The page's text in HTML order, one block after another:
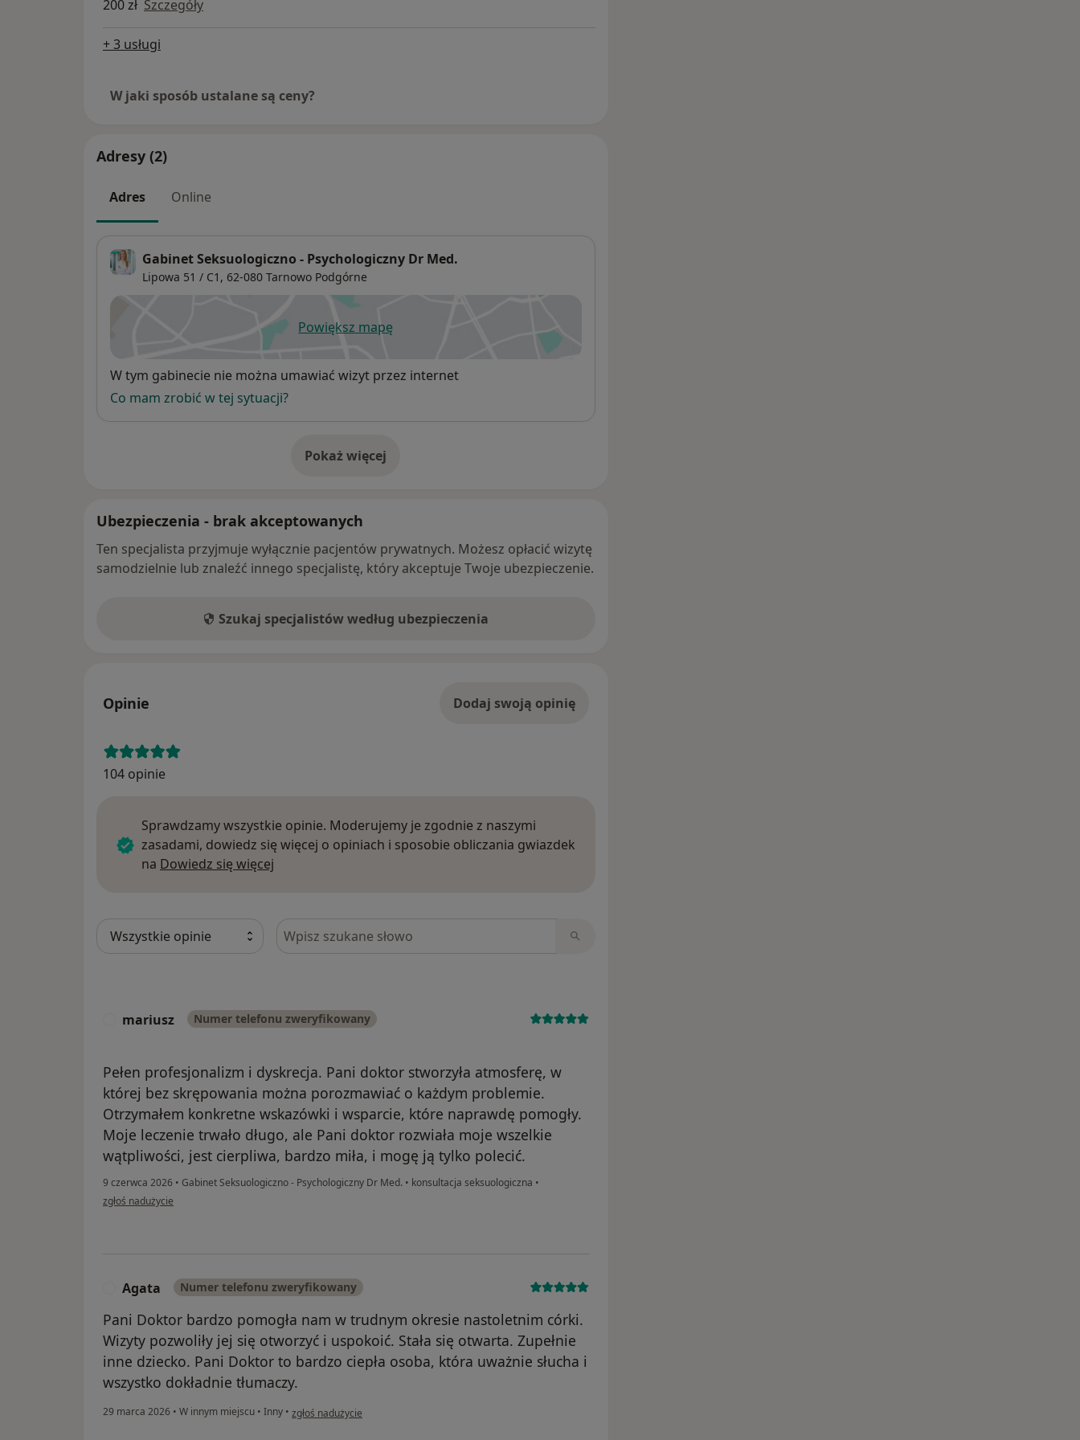
200 zł Szczegóły
+ 3 usługi
W jaki sposób ustalane są ceny?
Adresy (2)
Adres Online
Gabinet Seksuologiczno - Psychologiczny Dr Med.
Lipowa 51 / C1, 62-080 Tarnowo Podgórne
Powiększ mapęotwiera się w nowej karcie
Dostępność
W tym gabinecie nie można umawiać wizyt przez internet
Co mam zrobić w tej sytuacji?
Pokaż więcej
o adresie
Ubezpieczenia - brak akceptowanych
Ten specjalista przyjmuje wyłącznie pacjentów prywatnych. Możesz opłacić wizytę
samodzielnie lub znaleźć innego specjalistę, który akceptuje Twoje ubezpieczenie.
Szukaj specjalistów według ubezpieczenia
Opinie Dodaj swoją opinię
104 opinie
Sprawdzamy wszystkie opinie. Moderujemy je zgodnie z naszymi
zasadami, dowiedz się więcej o opiniach i sposobie obliczania gwiazdek
na Dowiedz się więcej
Szukaj w opiniach
mariusz Numer telefonu zweryfikowany
Pełen profesjonalizm i dyskrecja. Pani doktor stworzyła atmosferę, w
której bez skrępowania można porozmawiać o każdym problemie.
Otrzymałem konkretne wskazówki i wsparcie, które naprawdę pomogły.
Moje leczenie trwało długo, ale Pani doktor rozwiała moje wszelkie
wątpliwości, jest cierpliwa, bardzo miła, i mogę ją tylko polecić.
9 czerwca 2026 • Gabinet Seksuologiczno - Psychologiczny Dr Med. • konsultacja seksuologiczna •
w opinii użytkownika mariusz
zgłoś nadużycie
Agata Numer telefonu zweryfikowany
Pani Doktor bardzo pomogła nam w trudnym okresie nastoletnim córki.
Wizyty pozwoliły jej się otworzyć i uspokoić. Stała się otwarta. Zupełnie
inne dziecko. Pani Doktor to bardzo ciepła osoba, która uważnie słucha i
wszystko dokładnie tłumaczy.
29 marca 2026 • W innym miejscu • Inny • w opinii użytkownika Agata
zgłoś nadużycie